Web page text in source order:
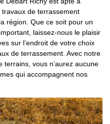
de terrassement
région. Que ce soit pour un
laissez-nous le plaisir
sur l’endroit de votre choix
de terrassement. Avec notre
vous n’aurez aucune
qui accompagnent nos